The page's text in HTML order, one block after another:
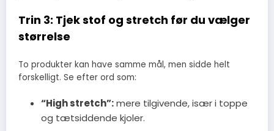
Trin 3: Tjek stof og stretch før du vælger
størrelse
To produkter kan have samme mål, men sidde helt
forskelligt. Se efter ord som:
“High stretch”:mere tilgivende, især i toppe
og tætsiddende kjoler.